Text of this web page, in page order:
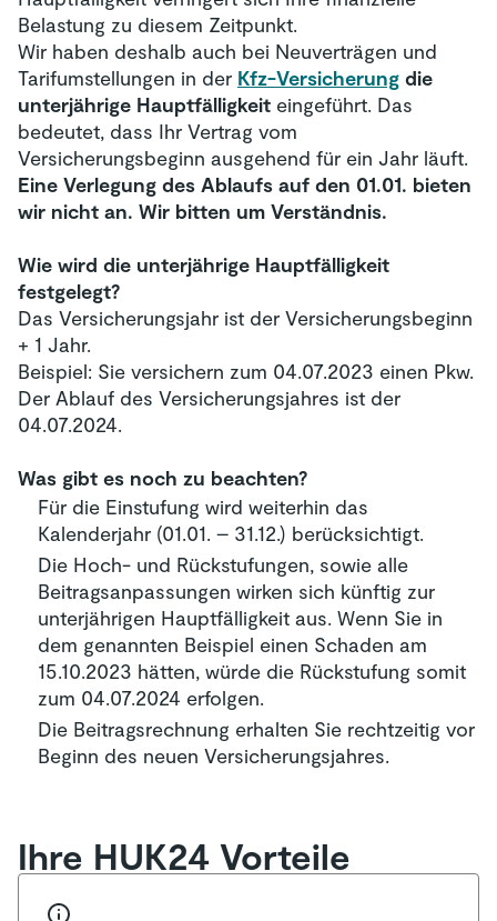
Belastung zu diesem Zeitpunkt.
Wir haben deshalb auch bei Neuverträgen und
Tarifumstellungen in der Kfz-Versicherung die
unterjährige Hauptfälligkeit eingeführt. Das
bedeutet, dass Ihr Vertrag vom
Versicherungsbeginn ausgehend für ein Jahr läuft.
Eine Verlegung des Ablaufs auf den 01.01. bieten
wir nicht an. Wir bitten um Verständnis.
Wie wird die unterjährige Hauptfälligkeit
festgelegt?
Das Versicherungsjahr ist der Versicherungsbeginn
+ 1 Jahr.
Beispiel: Sie versichern zum 04.07.2023 einen Pkw.
Der Ablauf des Versicherungsjahres ist der
04.07.2024.
Was gibt es noch zu beachten?
Für die Einstufung wird weiterhin das
Kalenderjahr (01.01. – 31.12.) berücksichtigt.
Die Hoch- und Rückstufungen, sowie alle
Beitragsanpassungen wirken sich künftig zur
unterjährigen Hauptfälligkeit aus. Wenn Sie in
dem genannten Beispiel einen Schaden am
15.10.2023 hätten, würde die Rückstufung somit
zum 04.07.2024 erfolgen.
Die Beitragsrechnung erhalten Sie rechtzeitig vor
Beginn des neuen Versicherungsjahres.
Ihre HUK24 Vorteile